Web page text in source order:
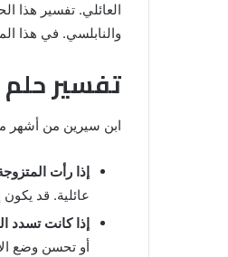
العائلي. تفسير هذا
والنابلسي. في هذا
تفسير
ابن سيرين من أشهر
إذا رأت
عائلية. قد
إذا كانت تسدد
أو تحسن وضع
خروج
شي
من